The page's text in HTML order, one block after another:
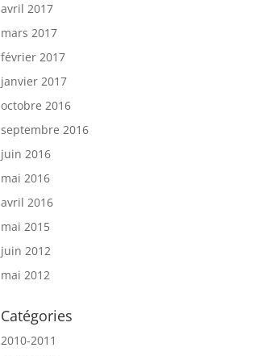
avril 2017
mars 2017
février 2017
janvier 2017
octobre 2016
septembre 2016
juin 2016
mai 2016
avril 2016
mai 2015
juin 2012
mai 2012
Catégories
2010-2011